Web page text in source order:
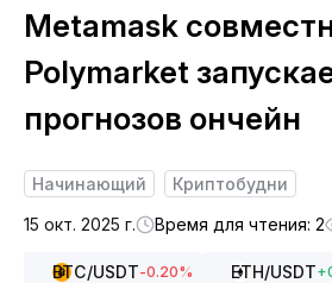
Metamask
Polymarket
прогнозов ончейн
Начинающий
Криптобудни
15 окт. 2025 г.
Время для чтения: 2
BTC/USDT-0.20% ETH/USDT+